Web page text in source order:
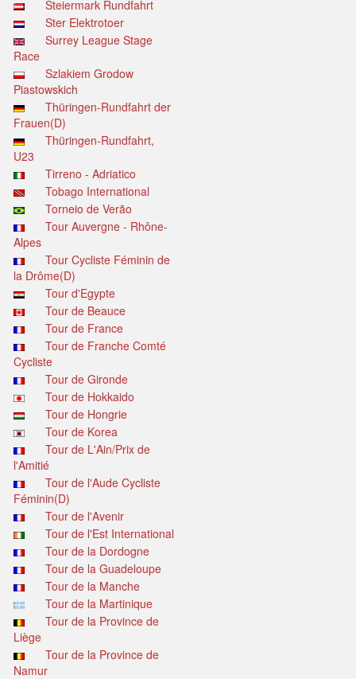
Steiermark Rundfahrt
Ster Elektrotoer
Surrey League Stage
Race
Szlakiem Grodow
Piastowskich
Thüringen-Rundfahrt der
Frauen(D)
Thüringen-Rundfahrt,
U23
Tirreno - Adriatico
Tobago International
Torneio de Verão
Tour Auvergne - Rhône-
Alpes
Tour Cycliste Féminin de
la Drôme(D)
Tour d'Egypte
Tour de Beauce
Tour de France
Tour de Franche Comté
Cycliste
Tour de Gironde
Tour de Hokkaido
Tour de Hongrie
Tour de Korea
Tour de L'Ain/Prix de
l'Amitié
Tour de l'Aude Cycliste
Féminin(D)
Tour de l'Avenir
Tour de l'Est International
Tour de la Dordogne
Tour de la Guadeloupe
Tour de la Manche
Tour de la Martinique
Tour de la Province de
Liège
Tour de la Province de
Namur